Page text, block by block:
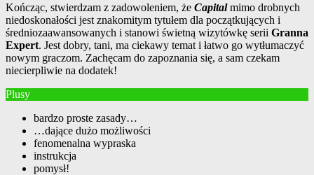
Kończąc, stwierdzam z zadowoleniem, że Capitalmimo drobnych
niedoskonałości jest znakomitym tytułem dla początkujących i
średniozaawansowanych i stanowi świetną wizytówkę serii Granna
Expert. Jest dobry, tani, ma ciekawy temat i łatwo go wytłumaczyć
nowym graczom. Zachęcam do zapoznania się, a sam czekam
niecierpliwie na dodatek!
Plusy
bardzo proste zasady…
…dające dużo możliwości
fenomenalna wypraska
instrukcja
pomysł!